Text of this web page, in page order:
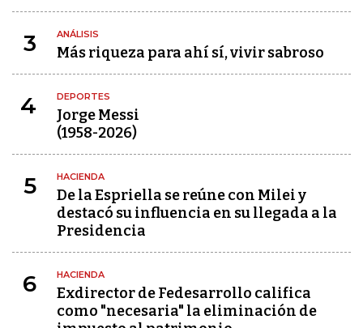
3 ANÁLISIS
Más riqueza para ahí sí, vivir sabroso
4 DEPORTES
Jorge Messi
(1958-2026)
5 HACIENDA
De la Espriella se reúne con Milei y
destacó su influencia en su llegada a la
Presidencia
6 HACIENDA
Exdirector de Fedesarrollo califica
como "necesaria" la eliminación de